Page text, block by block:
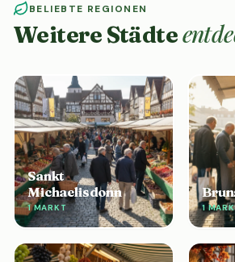
BELIEBTE REGIONEN
Weitere Städte
Sankt
Michaelisdonn
1 MARKT 1